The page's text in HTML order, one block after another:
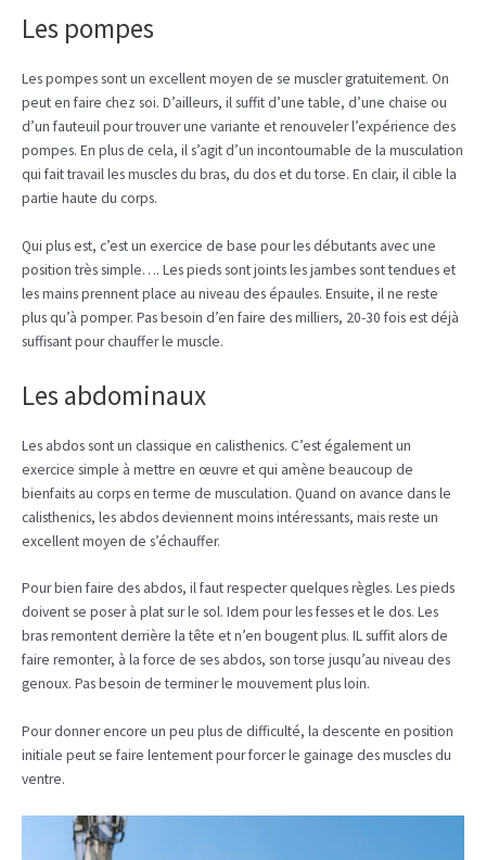
Les pompes
Les pompes sont un excellent moyen de se muscler gratuitement. On
peut en faire chez soi. D’ailleurs, il suffit d’une table, d’une chaise ou
d’un fauteuil pour trouver une variante et renouveler l’expérience des
pompes. En plus de cela, il s’agit d’un incontournable de la musculation
qui fait travail les muscles du bras, du dos et du torse. En clair, il cible la
partie haute du corps.
Qui plus est, c’est un exercice de base pour les débutants avec une
position très simple…. Les pieds sont joints les jambes sont tendues et
les mains prennent place au niveau des épaules. Ensuite, il ne reste
plus qu’à pomper. Pas besoin d’en faire des milliers, 20-30 fois est déjà
suffisant pour chauffer le muscle.
Les abdominaux
Les abdos sont un classique en calisthenics. C’est également un
exercice simple à mettre en œuvre et qui amène beaucoup de
bienfaits au corps en terme de musculation. Quand on avance dans le
calisthenics, les abdos deviennent moins intéressants, mais reste un
excellent moyen de s’échauffer.
Pour bien faire des abdos, il faut respecter quelques règles. Les pieds
doivent se poser à plat sur le sol. Idem pour les fesses et le dos. Les
bras remontent derrière la tête et n’en bougent plus. IL suffit alors de
faire remonter, à la force de ses abdos, son torse jusqu’au niveau des
genoux. Pas besoin de terminer le mouvement plus loin.
Pour donner encore un peu plus de difficulté, la descente en position
initiale peut se faire lentement pour forcer le gainage des muscles du
ventre.